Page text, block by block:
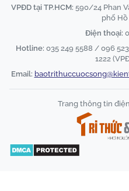
VPĐD tại TP.HCM: 590/24 Phan
phố Hồ
Điện thoại:
Hotline: 035 249 5588 / 096
1222
Email:
Trang thông tin